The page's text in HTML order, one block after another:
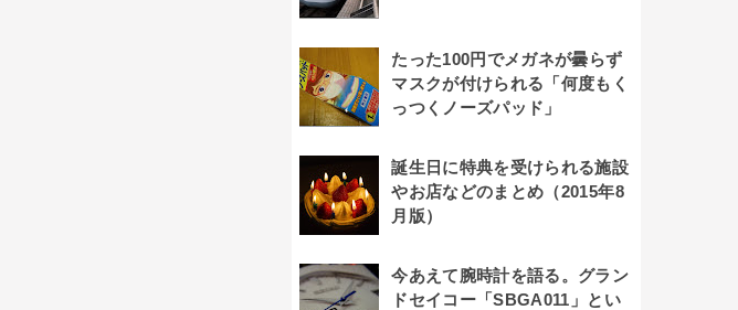
たった100円でメガネが曇らず
マスクが付けられる「何度もく
っつくノーズパッド」
誕生日に特典を受けられる施設
やお店などのまとめ（2015年8
月版）
今あえて腕時計を語る。グラン
ドセイコー「SBGA011」とい